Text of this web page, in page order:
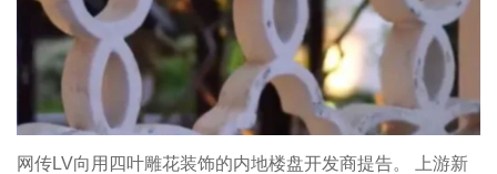
网传LV向用四叶雕花装饰的内地楼盘开发商提告。 上游新